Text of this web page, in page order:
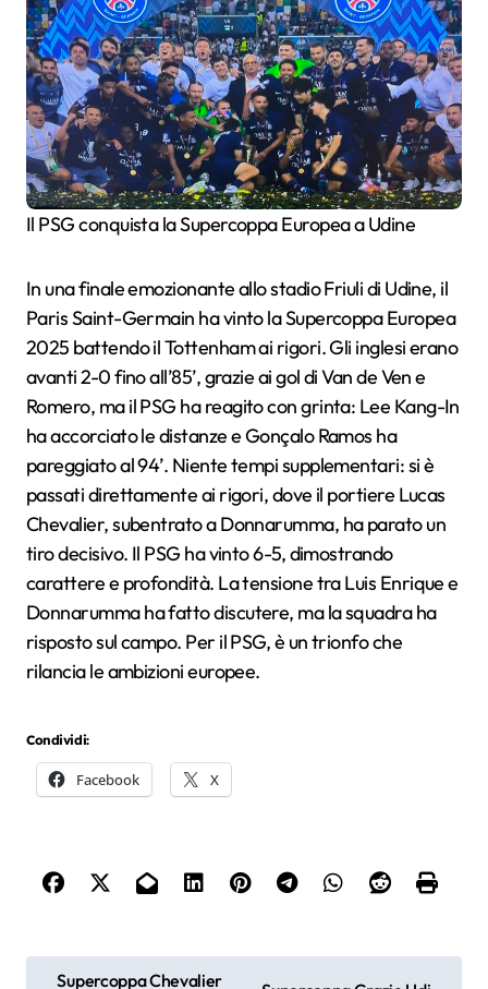
Il PSG conquista la Supercoppa Europea a Udine
In una finale emozionante allo stadio Friuli di Udine, il
Paris Saint-Germain ha vinto la Supercoppa Europea
2025 battendo il Tottenham ai rigori. Gli inglesi erano
avanti 2-0 fino all’85’, grazie ai gol di Van de Ven e
Romero, ma il PSG ha reagito con grinta: Lee Kang-In
ha accorciato le distanze e Gonçalo Ramos ha
pareggiato al 94’. Niente tempi supplementari: si è
passati direttamente ai rigori, dove il portiere Lucas
Chevalier, subentrato a Donnarumma, ha parato un
tiro decisivo. Il PSG ha vinto 6-5, dimostrando
carattere e profondità. La tensione tra Luis Enrique e
Donnarumma ha fatto discutere, ma la squadra ha
risposto sul campo. Per il PSG, è un trionfo che
rilancia le ambizioni europee.
Condividi:
Facebook X
Supercoppa Chevalier